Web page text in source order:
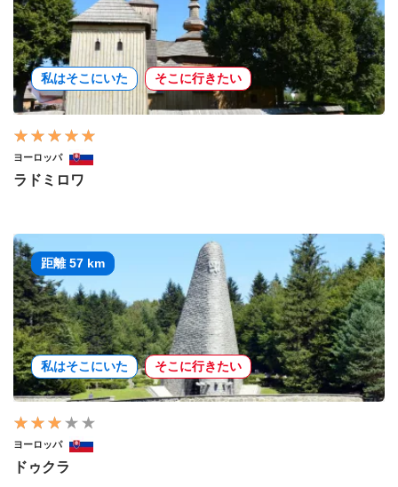
私はそこにいた そこに行きたい
ヨーロッパ
ラドミロワ
距離 57 km
私はそこにいた そこに行きたい
ヨーロッパ
ドゥクラ